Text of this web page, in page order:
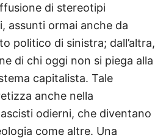
di stereotipi
assunti ormai anche da
politico di sinistra; dall’altra,
di chi oggi non si piega alla
capitalista. Tale
anche nella
odierni, che diventano
come altre. Una